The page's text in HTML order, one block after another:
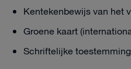
Kentekenbewijs van het
Groene kaart
Schriftelijke